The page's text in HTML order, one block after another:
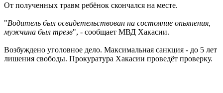
От полученных травм ребёнок скончался на месте.
"Водитель был освидетельствован на состояние опьянения,
мужчина был трезв", - сообщает МВД Хакасии.
Возбуждено уголовное дело. Максимальная санкция - до 5 лет
лишения свободы. Прокуратура Хакасии проведёт проверку.